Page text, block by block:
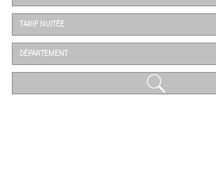
TARIF NUITÉE
DÉPARTEMENT